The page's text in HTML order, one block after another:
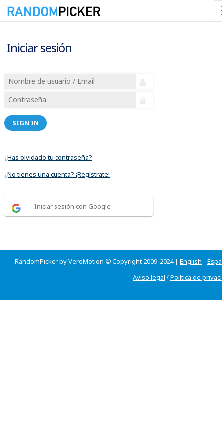
Iniciar sesión
SIGN IN
¿Has olvidado tu contraseña?
¿No tienes una cuenta? ¡Regístrate!
Iniciar sesión con Google
RandomPicker by VeroMotion © Copyright 2009-2024 | English -
Aviso legal /Política de